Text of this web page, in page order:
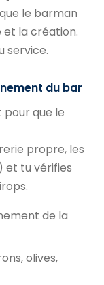
le barman
et la création.
service.
du bar
que le
propre, les
et tu vérifies
de la
olives,